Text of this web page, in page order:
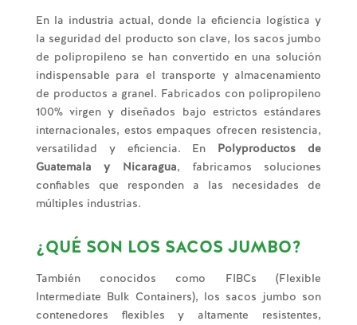
En la industria actual, donde la eficiencia logística y
la seguridad del producto son clave, los sacos jumbo
de polipropileno se han convertido en una solución
indispensable para el transporte y almacenamiento
de productos a granel. Fabricados con polipropileno
100% virgen y diseñados bajo estrictos estándares
internacionales, estos empaques ofrecen resistencia,
versatilidad y eficiencia. En Polyproductos de
Guatemala y Nicaragua, fabricamos soluciones
confiables que responden a las necesidades de
múltiples industrias.
¿QUÉ SON LOS SACOS JUMBO?
También conocidos como FIBCs (Flexible
Intermediate Bulk Containers), los sacos jumbo son
contenedores flexibles y altamente resistentes,